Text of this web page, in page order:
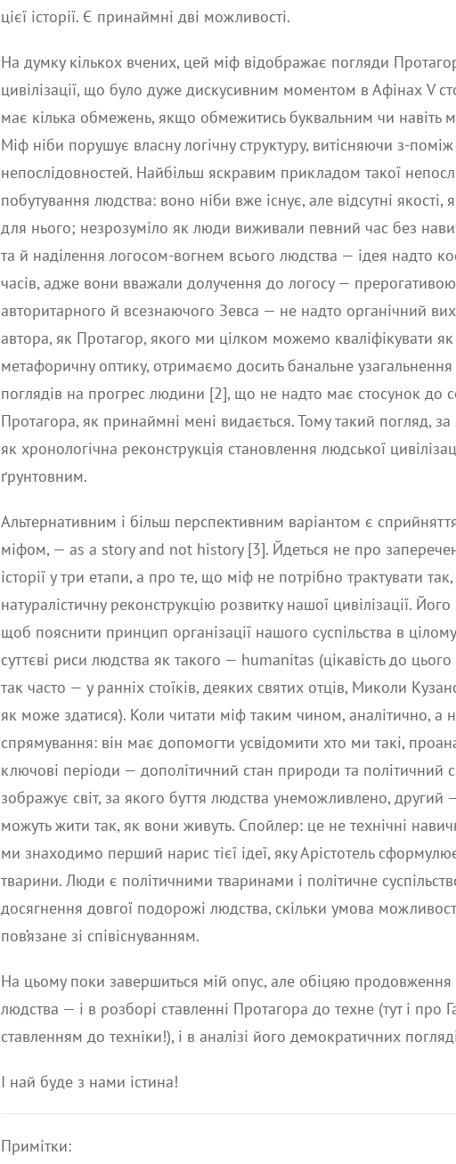
цієї історії. Є принаймні дві можливості.
На думку кількох вчених, цей міф відображає погляди
цивілізації, що було дуже дискусивним моментом в Афінах V
має кілька обмежень, якщо обмежитись буквальним чи навіть
Міф ніби порушує власну логічну структуру, витісняючи з-
непослідовностей. Найбільш яскравим прикладом такої
побутування людства: воно ніби вже існує, але відсутні
для нього; незрозуміло як люди виживали певний час без
та й наділення логосом-вогнем всього людства — ідея надто
часів, адже вони вважали долучення до логосу — прерогативою
авторитарного й всезнаючого Зевса — не надто органічний
автора, як Протагор, якого ми цілком можемо кваліфікувати
метафоричну оптику, отримаємо досить банальне
поглядів на прогрес людини [2], що не надто має стосунок до
Протагора, як принаймні мені видається. Тому такий погляд,
як хронологічна реконструкція становлення людської
ґрунтовним.
Альтернативним і більш перспективним варіантом є
міфом, — as a story and not history [3]. Йдеться не про
історії у три етапи, а про те, що міф не потрібно трактувати
натуралістичну реконструкцію розвитку нашої цивілізації.
щоб пояснити принцип організації нашого суспільства в
суттєві риси людства як такого — humanitas (цікавість до
так часто — у ранніх стоїків, деяких святих отців, Миколи
як може здатися). Коли читати міф таким чином, аналітично, а
спрямування: він має допомогти усвідомити хто ми такі,
ключові періоди — дополітичний стан природи та політичний
зображує світ, за якого буття людства унеможливлено, другий
можуть жити так, як вони живуть. Спойлер: це не технічні
ми знаходимо перший нарис тієї ідеї, яку Арістотель
тварини. Люди є політичними тваринами і політичне
досягнення довгої подорожі людства, скільки умова
пов’язане зі співіснуванням.
На цьому поки завершиться мій опус, але обіцяю продовження
людства — і в розборі ставленні Протагора до техне (тут і про
ставленням до техніки!), і в аналізі його демократичних
І най буде з нами істина!
Примітки: